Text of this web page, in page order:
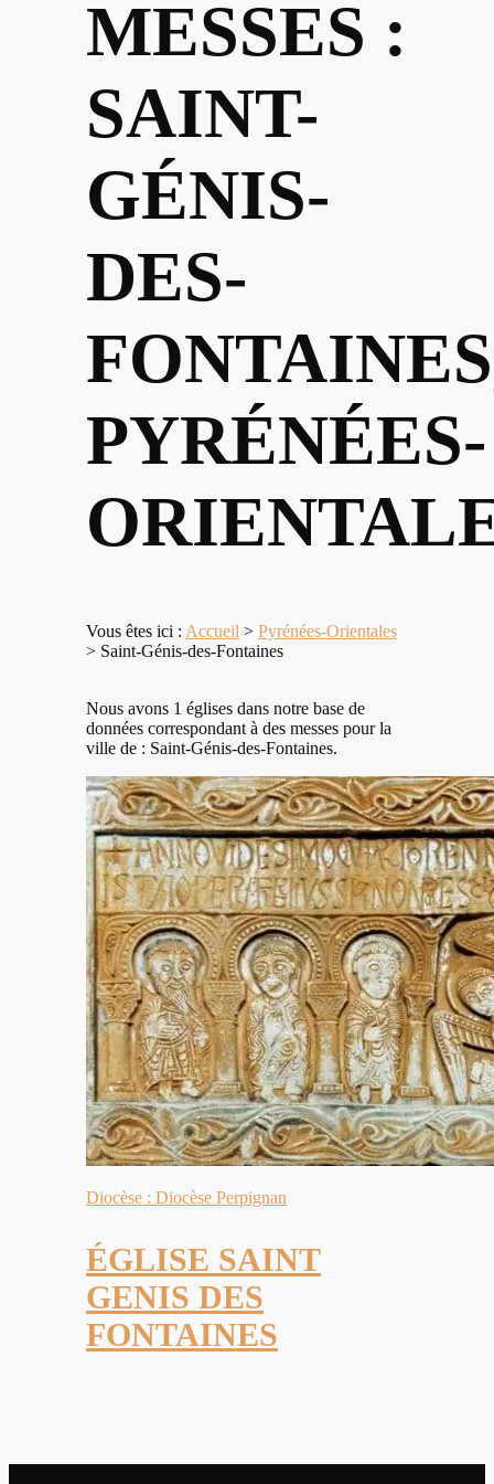
MESSES :
SAINT-
GÉNIS-
DES-
PYRÉNÉES-
Vous êtes ici : Accueil > Pyrénées-Orientales
> Saint-Génis-des-Fontaines
Nous avons 1 églises dans notre base de
données correspondant à des messes pour la
ville de : Saint-Génis-des-Fontaines.
Diocèse : Diocèse Perpignan
ÉGLISE SAINT
GENIS DES
FONTAINES